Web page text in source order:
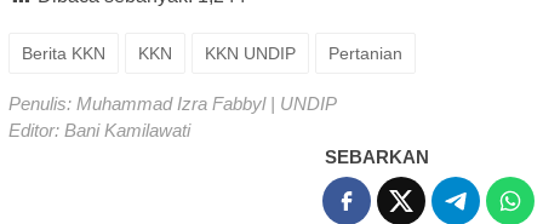
Berita KKN KKN KKN UNDIP Pertanian
Penulis: Muhammad Izra Fabbyl | UNDIP
Editor: Bani Kamilawati
SEBARKAN